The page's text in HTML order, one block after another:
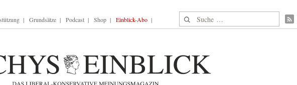
Grundsätze Podcast Shop Einblick-Abo Suche nach: